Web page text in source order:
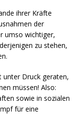
ihrer Kräfte
der
umso wichtiger,
zu stehen,
unter Druck geraten,
müssen! Also:
sowie in sozialen
für eine